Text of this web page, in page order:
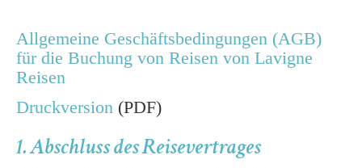
Allgemeine Geschäftsbedingungen (AGB)
für die Buchung von Reisen von Lavigne
Reisen
Druckversion (PDF)
1. Abschluss des Reisevertrages